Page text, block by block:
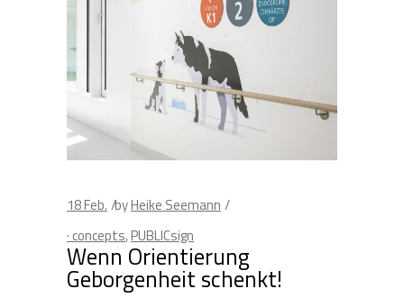
18Feb. byHeike Seemann
· concepts,PUBLICsign
Wenn Orientierung
Geborgenheit schenkt!